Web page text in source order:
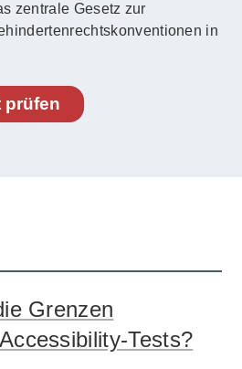
zentrale Gesetz zur
in
prüfen
Grenzen
Tests?